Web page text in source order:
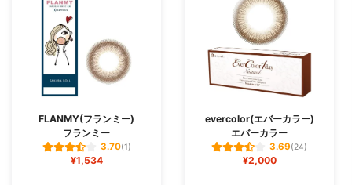
FLANMY(フランミー)
フランミー
3.70(1)
¥1,534
evercolor(エバーカラー)
エバーカラー
3.69(24)
¥2,000